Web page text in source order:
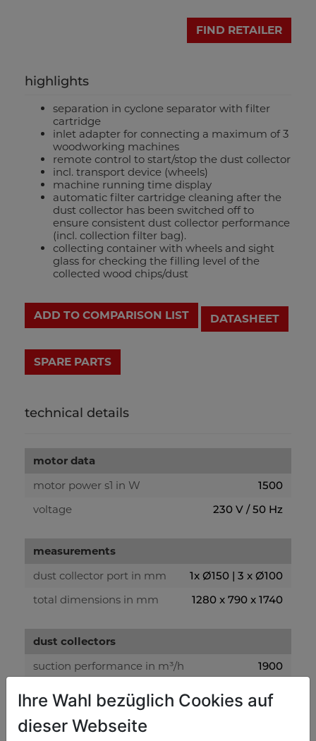
FIND RETAILER
highlights
separation in cyclone separator with filter
cartridge
inlet adapter for connecting a maximum of 3
woodworking machines
remote control to start/stop the dust collector
incl. transport device (wheels)
machine running time display
automatic filter cartridge cleaning after the
dust collector has been switched off to
ensure consistent dust collector performance
(incl. collection filter bag).
collecting container with wheels and sight
glass for checking the filling level of the
collected wood chips/dust
ADD TO COMPARISON LIST DATASHEET
technical details
motor data
motor power s1 in W
1500
voltage
230 V / 50 Hz
measurements
dust collector port in mm
1x Ø150 | 3 x Ø100
total dimensions in mm
1280 x 790 x 1740
dust collectors
suction performance in m³/h
1900
110 | 80
fan wheel diameter in mm
Ihre Wahl bezüglich Cookies auf
dieser Webseite